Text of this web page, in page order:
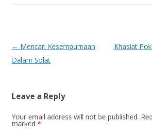
Post
navigation
← Mencari Kesempurnaan
Dalam Solat
Khasiat
Leave a Reply
Your email address will not be published.
marked *